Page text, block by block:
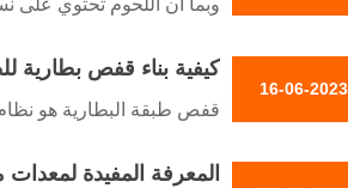
لعلاج الأمراض أو لمنع
السهل الحصول عليها من
ومنتجاتها مثل البيض، فلن
لو كانت على نطاق ضيق
16-06-2023
كيفية بناء قفص بطارية
قفص طبقة البطارية هو
لعدة طرق لتربية الدواجن.
المعرفة المفيدة